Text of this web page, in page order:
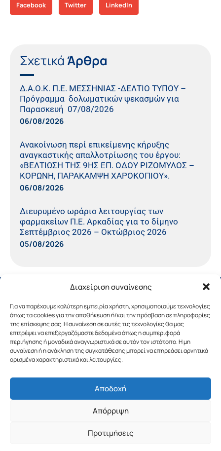
Διαχείριση συναίνεσης
Για να παρέχουμε καλύτερη εμπειρία χρήστη, χρησιμοποιούμε τεχνολογίες
όπως τα cookies για την αποθήκευση ή/και την πρόσβαση σε πληροφορίες
της επίσκεψης σας. Η συναίνεση σε αυτές τις τεχνολογίες θα μας
επιτρέψει να επεξεργαζόμαστε δεδομένα όπως η συμπεριφορά
περιήγησης ή μοναδικά αναγνωριστικά σε αυτόν τον ιστότοπο. Η μη
συναίνεση ή η ανάκληση της συγκατάθεσης μπορεί να επηρεάσει αρνητικά
ορισμένα χαρακτηριστικά και λειτουργίες.
Αποδοχή
Απόρριψη
Προτιμήσεις
Facebook Twitter LinkedIn
Σχετικά Άρθρα
Δ.Α.Ο.Κ. Π.Ε. ΜΕΣΣΗΝΙΑΣ -ΔΕΛΤΙΟ ΤΥΠΟΥ –
Πρόγραμμα δολωματικών ψεκασμών για
Παρασκευή 07/08/2026
06/08/2026
Ανακοίνωση περί επικείμενης κήρυξης
αναγκαστικής απαλλοτρίωσης του έργου:
«ΒΕΛΤΙΩΣΗ ΤΗΣ 9ΗΣ ΕΠ. ΟΔΟΥ ΡΙΖΟΜΥΛΟΣ –
ΚΟΡΩΝΗ, ΠΑΡΑΚΑΜΨΗ ΧΑΡΟΚΟΠΙΟΥ».
06/08/2026
Διευρυμένο ωράριο λειτουργίας των
φαρμακείων Π.Ε. Αρκαδίας για το δίμηνο
Σεπτέμβριος 2026 – Οκτώβριος 2026
05/08/2026
Copyright © 2019 Περιφέρεια Πελοποννήσου.
Σχεδιασμός & Υλοποίηση από την